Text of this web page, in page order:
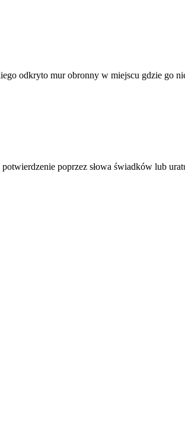
odkryto mur obronny w miejscu gdzie go
poprzez słowa świadków lub